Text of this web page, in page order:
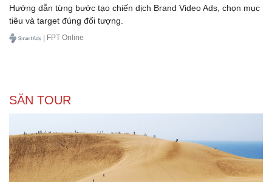
Văn hóa
Hướng dẫn từng bước tạo chiến dịch Brand Video Ads, chọn mục
tiêu và target đúng đối tượng.
| FPT Online
SĂN TOUR